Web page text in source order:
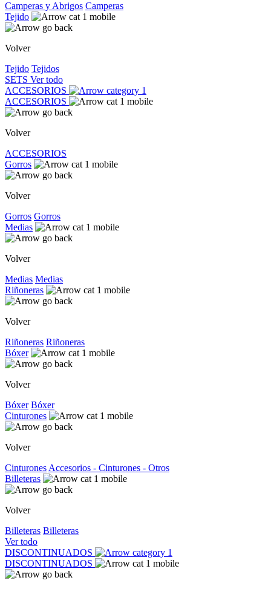
Camperas y Abrigos Camperas
Tejido
Volver
Tejido Tejidos
SETS Ver todo
ACCESORIOS
ACCESORIOS
Volver
ACCESORIOS
Gorros
Volver
Gorros Gorros
Medias
Volver
Medias Medias
Riñoneras
Volver
Riñoneras Riñoneras
Bóxer
Volver
Bóxer Bóxer
Cinturones
Volver
Cinturones Accesorios - Cinturones - Otros
Billeteras
Volver
Billeteras Billeteras
Ver todo
DISCONTINUADOS
DISCONTINUADOS